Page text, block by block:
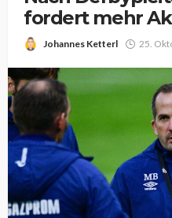
fordert mehr
Johannes Ketterl 25.